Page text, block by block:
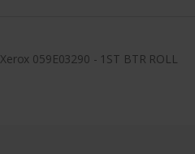
Xerox 059E03290 - 1ST BTR ROLL